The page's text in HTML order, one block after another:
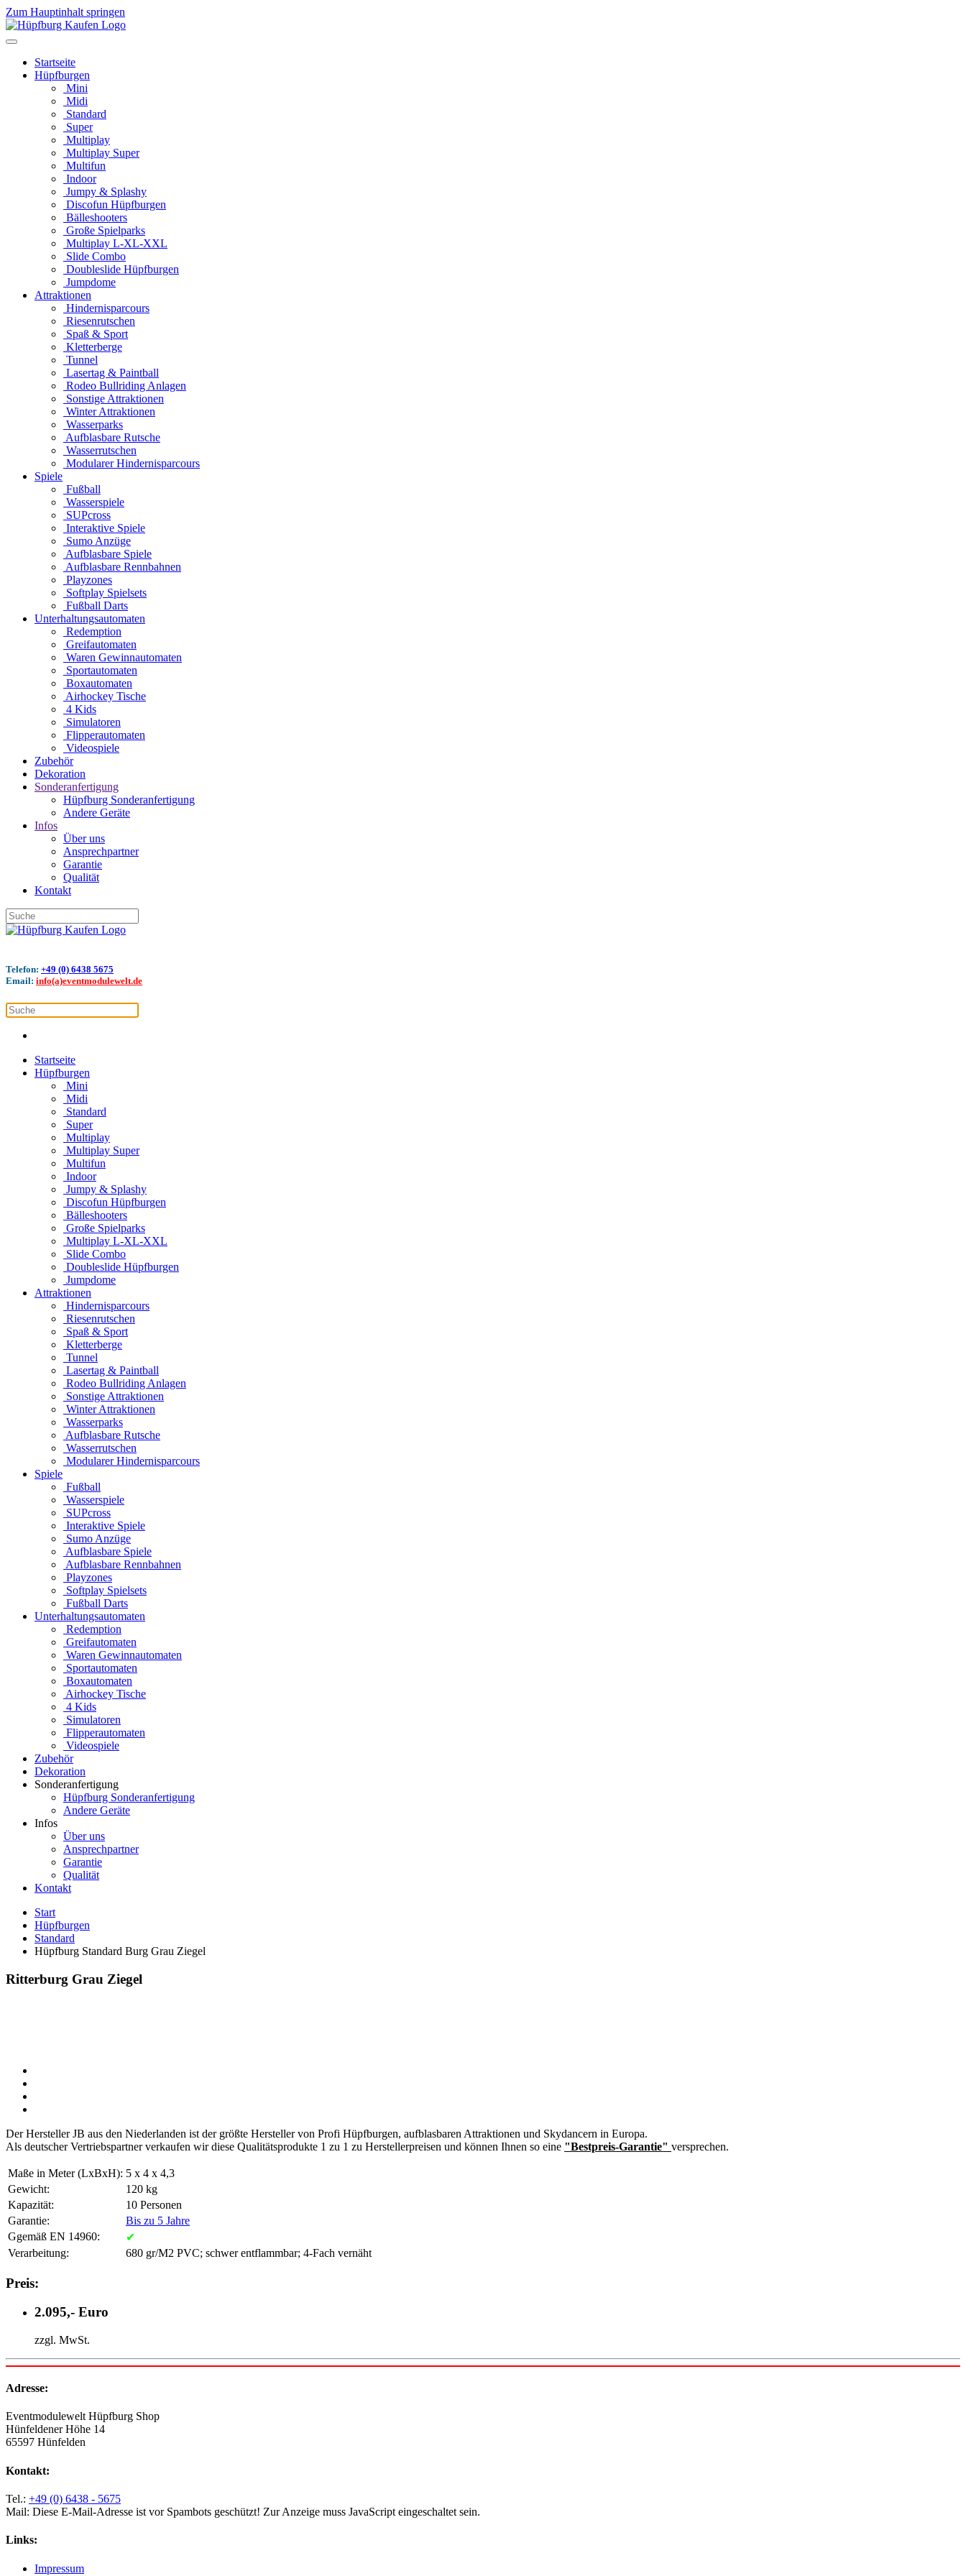
Zum Hauptinhalt springen
Startseite
Hüpfburgen
Mini
Midi
Standard
Super
Multiplay
Multiplay Super
Multifun
Indoor
Jumpy & Splashy
Discofun Hüpfburgen
Bälleshooters
Große Spielparks
Multiplay L-XL-XXL
Slide Combo
Doubleslide Hüpfburgen
Jumpdome
Attraktionen
Hindernisparcours
Riesenrutschen
Spaß & Sport
Kletterberge
Tunnel
Lasertag & Paintball
Rodeo Bullriding Anlagen
Sonstige Attraktionen
Winter Attraktionen
Wasserparks
Aufblasbare Rutsche
Wasserrutschen
Modularer Hindernisparcours
Spiele
Fußball
Wasserspiele
SUPcross
Interaktive Spiele
Sumo Anzüge
Aufblasbare Spiele
Aufblasbare Rennbahnen
Playzones
Softplay Spielsets
Fußball Darts
Unterhaltungsautomaten
Redemption
Greifautomaten
Waren Gewinnautomaten
Sportautomaten
Boxautomaten
Airhockey Tische
4 Kids
Simulatoren
Flipperautomaten
Videospiele
Zubehör
Dekoration
Sonderanfertigung
Hüpfburg Sonderanfertigung
Andere Geräte
Infos
Über uns
Ansprechpartner
Garantie
Qualität
Kontakt
Telefon: +49 (0) 6438 5675
Email: info(a)eventmodulewelt.de
Startseite
Hüpfburgen
Mini
Midi
Standard
Super
Multiplay
Multiplay Super
Multifun
Indoor
Jumpy & Splashy
Discofun Hüpfburgen
Bälleshooters
Große Spielparks
Multiplay L-XL-XXL
Slide Combo
Doubleslide Hüpfburgen
Jumpdome
Attraktionen
Hindernisparcours
Riesenrutschen
Spaß & Sport
Kletterberge
Tunnel
Lasertag & Paintball
Rodeo Bullriding Anlagen
Sonstige Attraktionen
Winter Attraktionen
Wasserparks
Aufblasbare Rutsche
Wasserrutschen
Modularer Hindernisparcours
Spiele
Fußball
Wasserspiele
SUPcross
Interaktive Spiele
Sumo Anzüge
Aufblasbare Spiele
Aufblasbare Rennbahnen
Playzones
Softplay Spielsets
Fußball Darts
Unterhaltungsautomaten
Redemption
Greifautomaten
Waren Gewinnautomaten
Sportautomaten
Boxautomaten
Airhockey Tische
4 Kids
Simulatoren
Flipperautomaten
Videospiele
Zubehör
Dekoration
Sonderanfertigung
Hüpfburg Sonderanfertigung
Andere Geräte
Infos
Über uns
Ansprechpartner
Garantie
Qualität
Kontakt
Start
Hüpfburgen
Standard
Hüpfburg Standard Burg Grau Ziegel
Ritterburg Grau Ziegel
Der Hersteller JB aus den Niederlanden ist der größte Hersteller von Profi Hüpfburgen, aufblasbaren Attraktionen und Skydancern in Europa.
Als deutscher Vertriebspartner verkaufen wir diese Qualitätsprodukte 1 zu 1 zu Herstellerpreisen und können Ihnen so eine "Bestpreis-Garantie" versprechen.
Maße in Meter (LxBxH): 5 x 4 x 4,3
Gewicht:
120 kg
Kapazität:
10 Personen
Garantie:
Bis zu 5 Jahre
Ggemäß EN 14960:
✔
Verarbeitung:
680 gr/M2 PVC; schwer entflammbar; 4-Fach vernäht
Preis:
2.095,- Euro
zzgl. MwSt.
Adresse:
Eventmodulewelt Hüpfburg Shop
Hünfeldener Höhe 14
65597 Hünfelden
Kontakt:
Tel.: +49 (0) 6438 - 5675
Mail: Diese E-Mail-Adresse ist vor Spambots geschützt! Zur Anzeige muss JavaScript eingeschaltet sein.
Links:
Impressum